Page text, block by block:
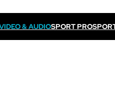
& AUDIOSPORT PRO